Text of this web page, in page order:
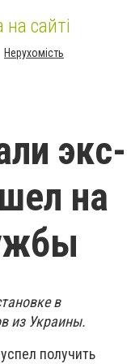
сайті
Нерухомість
экс-
на
в
из Украины.
получить